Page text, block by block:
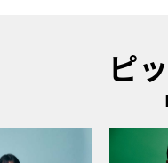
ピ